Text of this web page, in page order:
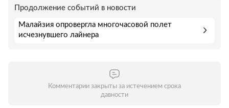
Продолжение событий в новости
Малайзия опровергла многочасовой полет
исчезнувшего лайнера
Комментарии закрыты за истечением срока
давности